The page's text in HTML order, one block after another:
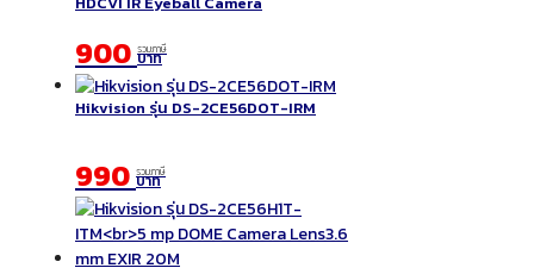
900 รวมภาษี
บาท
Hikvision รุ่น DS-2CE56DOT-IRM
990 รวมภาษี
บาท